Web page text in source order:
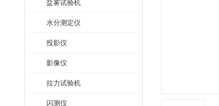
盐雾试验机
水分测定仪
投影仪
影像仪
拉力试验机
闪测仪